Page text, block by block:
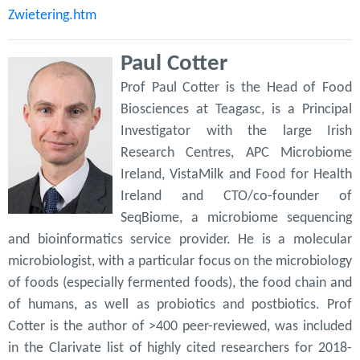
Zwietering.htm
Paul Cotter
Prof Paul Cotter is the Head of Food
Biosciences at Teagasc, is a Principal
Investigator with the large Irish
Research Centres, APC Microbiome
Ireland, VistaMilk and Food for Health
Ireland and CTO/co-founder of
SeqBiome, a microbiome sequencing
and bioinformatics service provider. He is a molecular
microbiologist, with a particular focus on the microbiology
of foods (especially fermented foods), the food chain and
of humans, as well as probiotics and postbiotics. Prof
Cotter is the author of >400 peer-reviewed, was included
in the Clarivate list of highly cited researchers for 2018-